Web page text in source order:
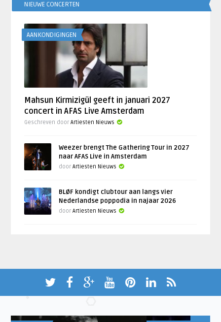
NIEUWE CONCERTEN
AANKONDIGINGEN
Mahsun Kirmizigül geeft in januari 2027
concert in AFAS Live Amsterdam
Geschreven doorArtiesten Nieuws
Weezer brengt The Gathering Tour in 2027
naar AFAS Live in Amsterdam
doorArtiesten Nieuws
BLØF kondigt clubtour aan langs vier
Nederlandse poppodia in najaar 2026
doorArtiesten Nieuws